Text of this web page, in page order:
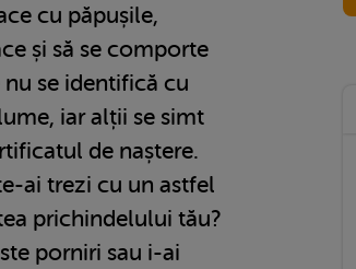
cu păpușile,
și să se comporte
nu se identifică cu
iar alții se simt
de naștere.
ai trezi cu un astfel
prichindelului tău?
porniri sau i-ai